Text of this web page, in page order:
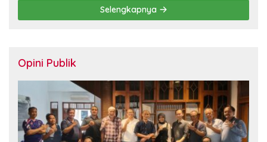
Selengkapnya
Opini Publik